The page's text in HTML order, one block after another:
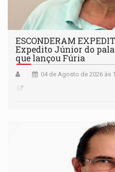
ESCONDERAM
Expedito Júnior do
que lançou Fúria
04 de Agosto de 2026 às